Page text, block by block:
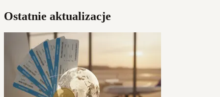
Ostatnie aktualizacje